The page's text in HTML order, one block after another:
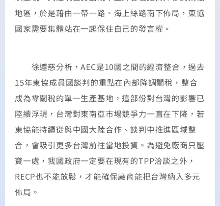
地區，於是藉由一帶一路、海上絲路南下佈局，東協
國家需要集體站在一起保住自己的發言權。
徐遵慈分析，AEC是10國之間的經濟整合，過去
15年東協成員國談判的重點在內部降調關稅，整合
成為零關稅的單一生產基地，這部份對台灣的影響已
陸續浮現，台灣對東南亞市場競爭力一直在下降，若
東協能持續從與中國大陸合作、談判中推進區域整
合，會吸引更多台灣前往當地投資。為避免廠商只壓
寶一處，我國政府一定要在現有的TPP洽談之外，
RECP也不能放鬆，才能確保廠商能把台灣納入多元
佈局。